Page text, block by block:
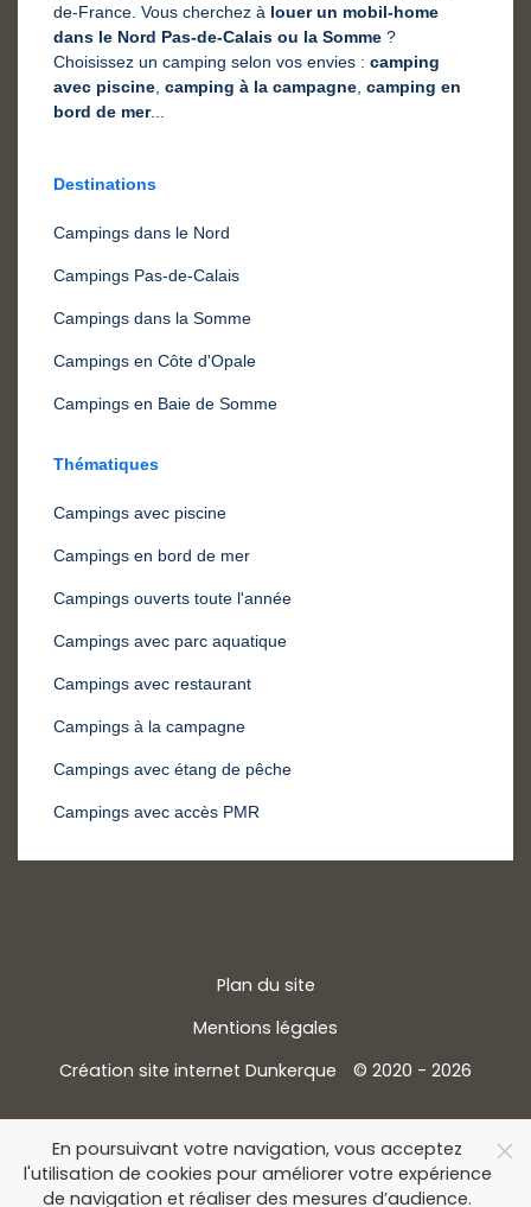
de-France. Vous cherchez à louer un mobil-home
dans le Nord Pas-de-Calais ou la Somme ?
Choisissez un camping selon vos envies : camping
avec piscine camping à la campagne camping en
bord de mer...
Destinations
Campings dans le Nord
Campings Pas-de-Calais
Campings dans la Somme
Campings en Côte d'Opale
Campings en Baie de Somme
Thématiques
Campings avec piscine
Campings en bord de mer
Campings ouverts toute l'année
Campings avec parc aquatique
Campings avec restaurant
Campings à la campagne
Campings avec étang de pêche
Campings avec accès PMR
Plan du site
Mentions légales
Création site internet Dunkerque
© 2020 - 2026
En poursuivant votre navigation, vous acceptez
l'utilisation de cookies pour améliorer votre expérience
de navigation et réaliser des mesures d’audience.